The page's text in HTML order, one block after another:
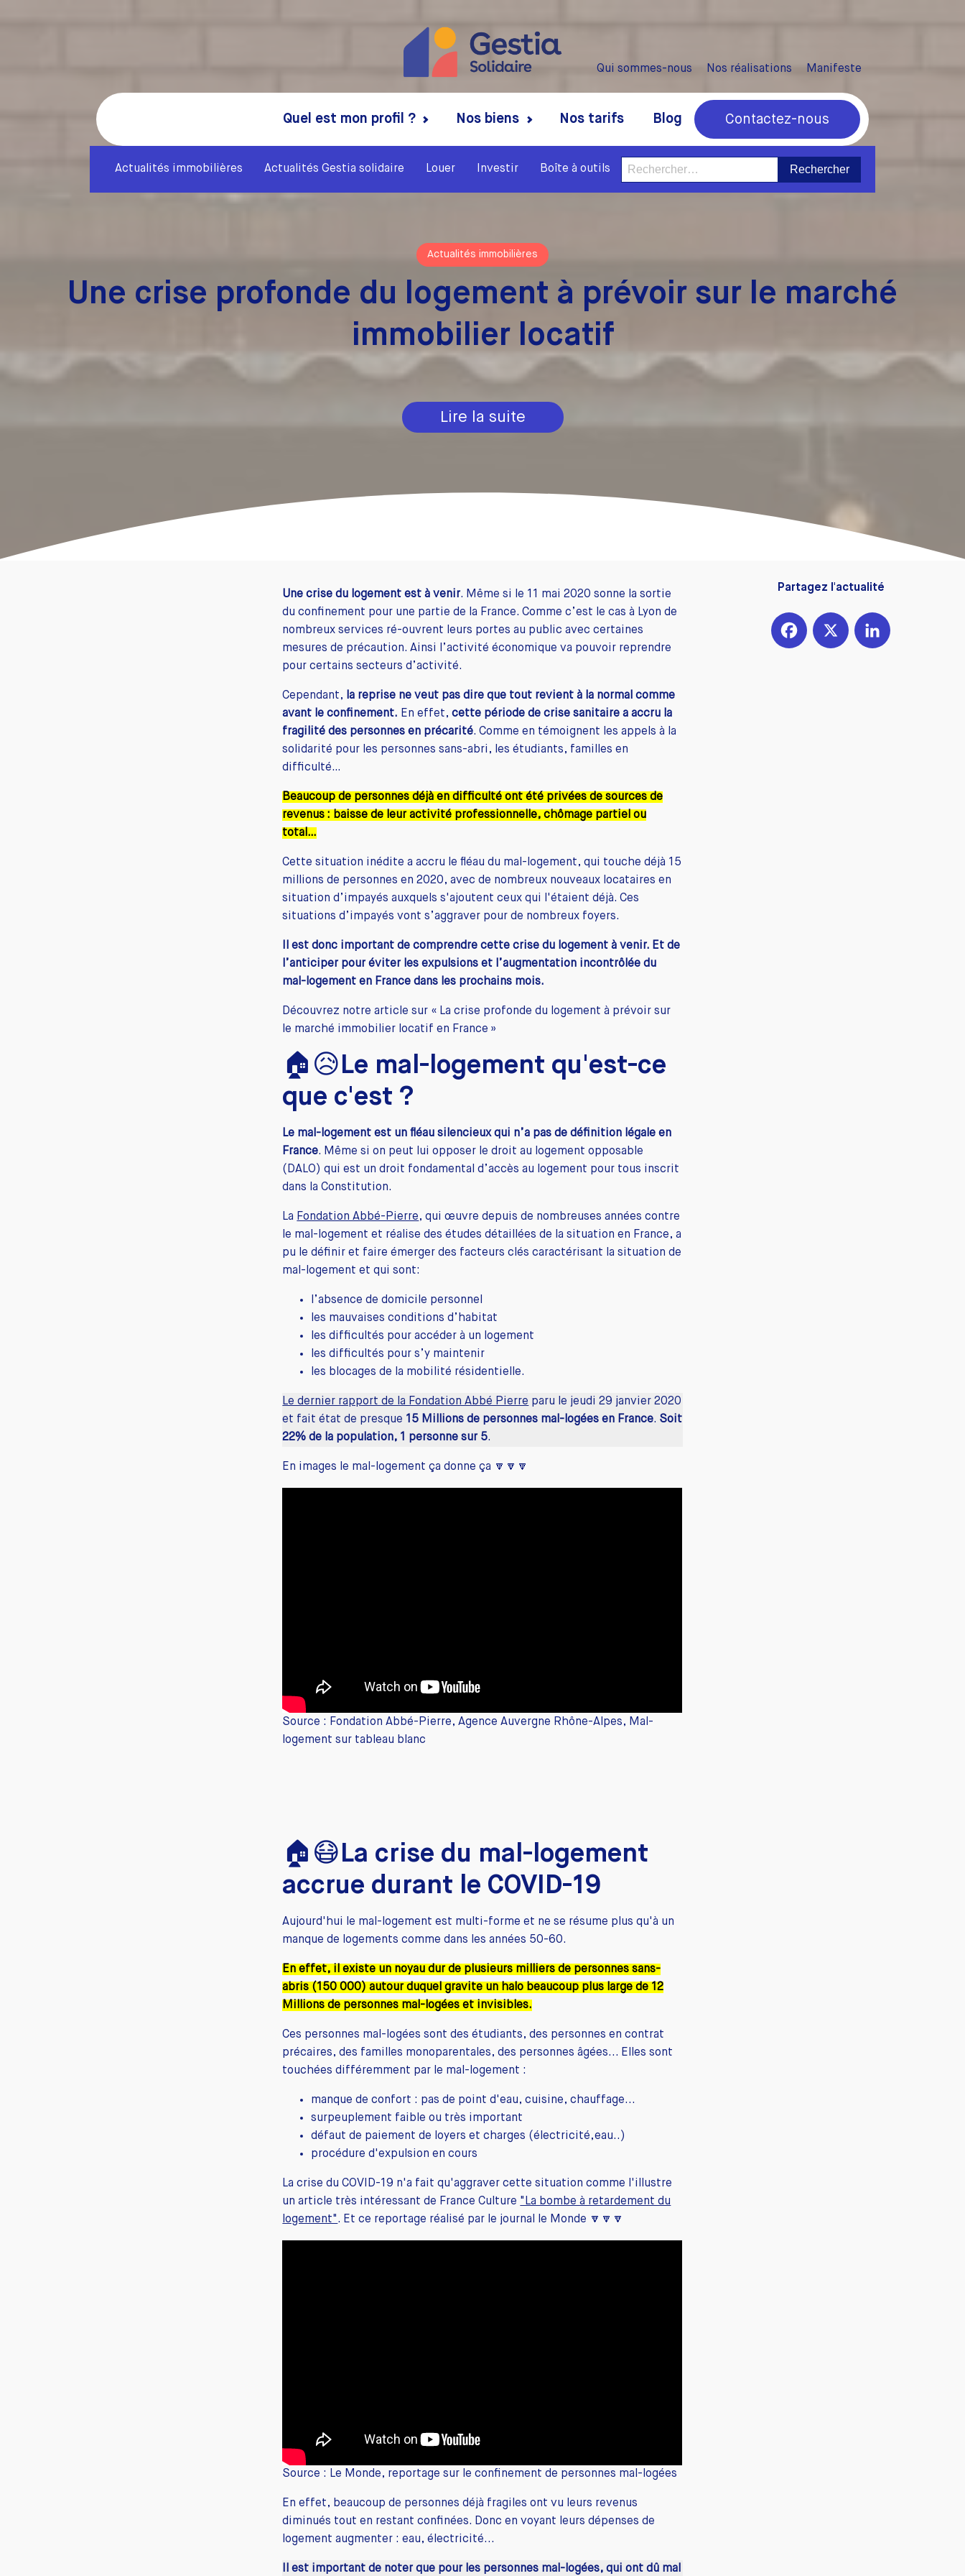
Qui sommes-nous Nos réalisations Manifeste
Quel est mon profil ? Nos biens Nos tarifs Blog Contactez-nous
Actualités immobilières Actualités Gestia solidaire Louer Investir Boîte à outils Rechercher :
Actualités immobilières
Une crise profonde du logement à prévoir sur le marché
immobilier locatif
Lire la suite
Une crise du logement est à venir. Même si le 11 mai 2020 sonne la sortie
du confinement pour une partie de la France. Comme c’est le cas à Lyon de
nombreux services ré-ouvrent leurs portes au public avec certaines
mesures de précaution. Ainsi l’activité économique va pouvoir reprendre
pour certains secteurs d’activité.
Cependant, la reprise ne veut pas dire que tout revient à la normal comme
avant le confinement. En effet,cette période de crise sanitaire a accru la
fragilité des personnes en précarité. Comme en témoignent les appels à la
solidarité pour les personnes sans-abri, les étudiants, familles en
difficulté…
Beaucoup de personnes déjà en difficulté ont été privées de sources de
revenus : baisse de leur activité professionnelle, chômage partiel ou
total…
Cette situation inédite a accru le fléau du mal-logement, qui touche déjà 15
millions de personnes en 2020, avec de nombreux nouveaux locataires en
situation d’impayés auxquels s'ajoutent ceux qui l'étaient déjà. Ces
situations d’impayés vont s’aggraver pour de nombreux foyers.
Il est donc important de comprendre cette crise du logement à venir. Et de
l’anticiper pour éviter les expulsions et l’augmentation incontrôlée du
mal-logement en France dans les prochains mois.
Découvrez notre article sur « La crise profonde du logement à prévoir sur
le marché immobilier locatif en France »
🏠😥Le mal-logement qu'est-ce
que c'est ?
Le mal-logement est un fléau silencieux qui n’a pas de définition légale en
France. Même si on peut lui opposer le droit au logement opposable
(DALO) qui est un droit fondamental d’accès au logement pour tous inscrit
dans la Constitution.
La Fondation Abbé-Pierre, qui œuvre depuis de nombreuses années contre
le mal-logement et réalise des études détaillées de la situation en France, a
pu le définir et faire émerger des facteurs clés caractérisant la situation de
mal-logement et qui sont:
l’absence de domicile personnel
les mauvaises conditions d’habitat
les difficultés pour accéder à un logement
les difficultés pour s’y maintenir
les blocages de la mobilité résidentielle.
Le dernier rapport de la Fondation Abbé Pierre paru le jeudi 29 janvier 2020
et fait état de presque 15 Millions de personnes mal-logées en France. Soit
22% de la population, 1 personne sur 5.
En images le mal-logement ça donne ça 🔽🔽🔽
Source : Fondation Abbé-Pierre, Agence Auvergne Rhône-Alpes, Mal-
logement sur tableau blanc
🏠😷La crise du mal-logement
accrue durant le COVID-19
Aujourd'hui le mal-logement est multi-forme et ne se résume plus qu'à un
manque de logements comme dans les années 50-60.
En effet, il existe un noyau dur de plusieurs milliers de personnes sans-
abris (150 000) autour duquel gravite un halo beaucoup plus large de 12
Millions de personnes mal-logées et invisibles.
Ces personnes mal-logées sont des étudiants, des personnes en contrat
précaires, des familles monoparentales, des personnes âgées... Elles sont
touchées différemment par le mal-logement :
manque de confort : pas de point d'eau, cuisine, chauffage...
surpeuplement faible ou très important
défaut de paiement de loyers et charges (électricité,eau..)
procédure d'expulsion en cours
La crise du COVID-19 n'a fait qu'aggraver cette situation comme l'illustre
un article très intéressant de France Culture "La bombe à retardement du
logement". Et ce reportage réalisé par le journal le Monde 🔽🔽🔽
Source : Le Monde, reportage sur le confinement de personnes mal-logées
En effet, beaucoup de personnes déjà fragiles ont vu leurs revenus
diminués tout en restant confinées. Donc en voyant leurs dépenses de
logement augmenter : eau, électricité...
Il est important de noter que pour les personnes mal-logées, qui ont dû mal
Partagez l'actualité
FacebookX